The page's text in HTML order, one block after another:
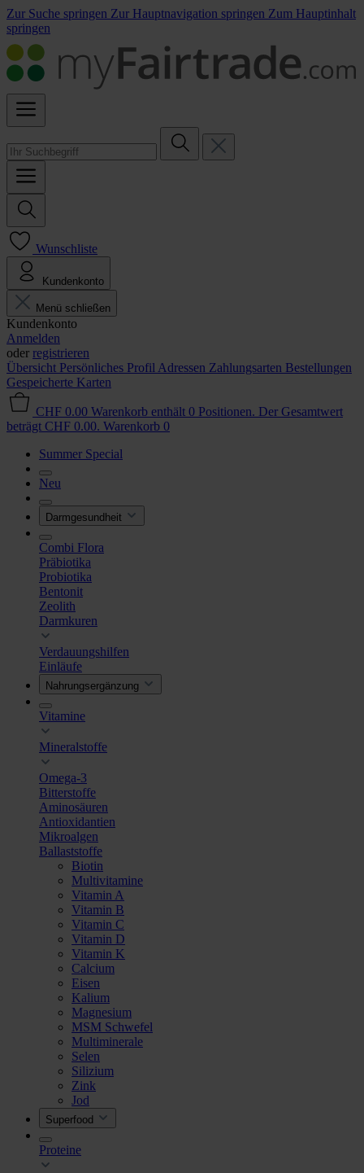
Zur Suche springen Zur Hauptnavigation springen Zum Hauptinhalt
springen
Wunschliste
Kundenkonto
Menü schließen
Kundenkonto
Anmelden
oder registrieren
Übersicht Persönliches Profil Adressen Zahlungsarten Bestellungen
Gespeicherte Karten
CHF 0.00 Warenkorb enthält 0 Positionen. Der Gesamtwert
beträgt CHF 0.00. Warenkorb 0
Summer Special
Neu
Darmgesundheit
Combi Flora
Präbiotika
Probiotika
Bentonit
Zeolith
Darmkuren
Verdauungshilfen
Einläufe
Nahrungsergänzung
Vitamine
Mineralstoffe
Omega-3
Bitterstoffe
Aminosäuren
Antioxidantien
Mikroalgen
Ballaststoffe
Biotin
Multivitamine
Vitamin A
Vitamin B
Vitamin C
Vitamin D
Vitamin K
Calcium
Eisen
Kalium
Magnesium
MSM Schwefel
Multiminerale
Selen
Silizium
Zink
Jod
Superfood
Proteine